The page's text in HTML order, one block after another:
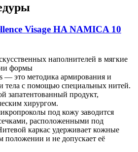
Visage HA NAMICA 10
наполнителей в мягкие
формы
— это методика армирования и
тела с помощью специальных нитей.
запатентованный продукт,
хирургом.
под кожу заводится
расположенными под
каркас удерживает кожные
положении и не допускает её